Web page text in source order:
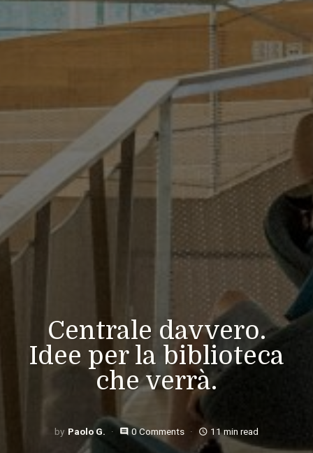
Centrale davvero.
Idee per la biblioteca
che verrà.
Paolo G. comment 0 Comments access_time 11 min read